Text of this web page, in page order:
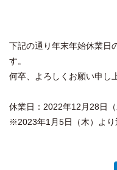
下記の通り年末年始休業日
す。
何卒、よろしくお願い申し
休業日：2022年12月28日
※2023年1月5日（木）より